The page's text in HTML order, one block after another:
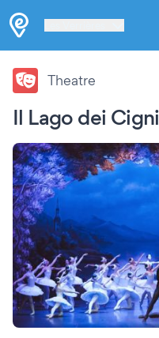
Il Lago dei Cigni
Theatre